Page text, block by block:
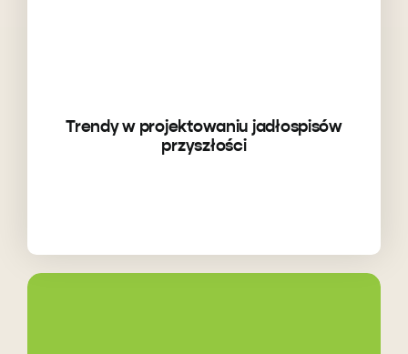
Trendy w projektowaniu jadłospisów
przyszłości